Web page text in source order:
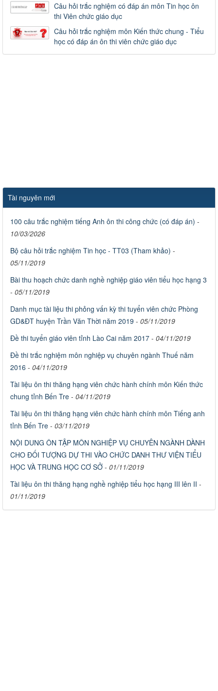
Câu hỏi trắc nghiệm có đáp án môn Tin học ôn
thi Viên chức giáo dục
Câu hỏi trắc nghiệm môn Kiến thức chung - Tiểu
học có đáp án ôn thi viên chức giáo dục
Tài nguyên mới
100 câu trắc nghiệm tiếng Anh ôn thi công chức (có đáp án) -
10/03/2026
Bộ câu hỏi trắc nghiệm Tin học - TT03 (Tham khảo) -
05/11/2019
Bài thu hoạch chức danh nghề nghiệp giáo viên tiểu học hạng 3
- 05/11/2019
Danh mục tài liệu thi phỏng vấn kỳ thi tuyển viên chức Phòng
GD&ĐT huyện Trần Văn Thời năm 2019 - 05/11/2019
Đề thi tuyển giáo viên tỉnh Lào Cai năm 2017 - 04/11/2019
Đề thi trắc nghiệm môn nghiệp vụ chuyên ngành Thuế năm
2016 - 04/11/2019
Tài liệu ôn thi thăng hạng viên chức hành chính môn Kiến thức
chung tỉnh Bến Tre - 04/11/2019
Tài liệu ôn thi thăng hạng viên chức hành chính môn Tiếng anh
tỉnh Bến Tre - 03/11/2019
NỘI DUNG ÔN TẬP MÔN NGHIỆP VỤ CHUYÊN NGÀNH DÀNH
CHO ĐỐI TƯỢNG DỰ THI VÀO CHỨC DANH THƯ VIỆN TIỂU
HỌC VÀ TRUNG HỌC CƠ SỞ - 01/11/2019
Tài liệu ôn thi thăng hạng nghề nghiệp tiểu học hạng III lên II -
01/11/2019